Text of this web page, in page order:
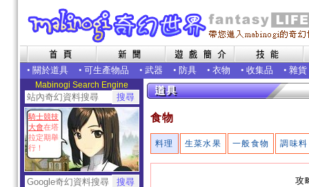
• 關於道具 • 可生產物品 • 武器 • 防具 • 衣物 • 收集品 • 雜貨
Mabinogi Search Engine
騎士競技
大會在塔
拉定期舉
行！
食物
料理 生菜水果 一般食物 調味料
攻